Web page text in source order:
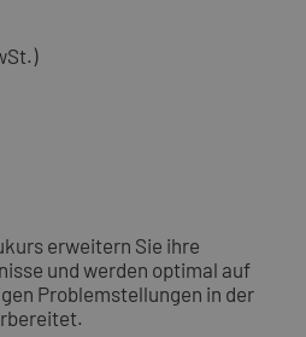
erweitern Sie ihre
und werden optimal auf
Problemstellungen in der